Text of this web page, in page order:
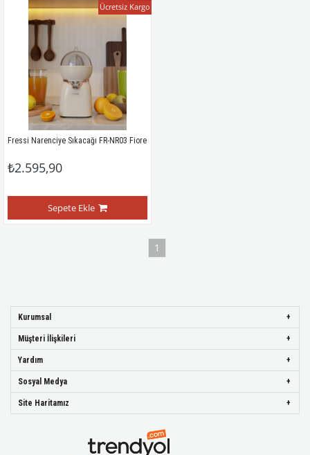
Fressi Narenciye Sıkacağı FR-NR03 Fiore
₺2.595,90
Sepete Ekle
Ücretsiz Kargo
1
Kurumsal
Müşteri İlişkileri
Yardım
Sosyal Medya
Site Haritamız